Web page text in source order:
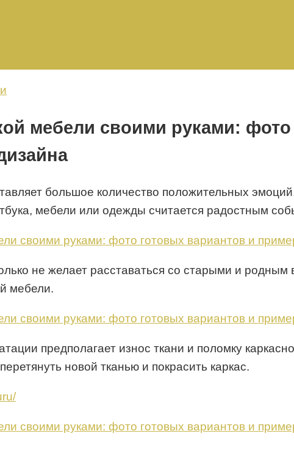
мебели своими руками:
большое количество положительных
мебели или одежды считается радостным
не желает расставаться со старыми и
мебели.
предполагает износ ткани и поломку
новой тканью и покрасить каркас.